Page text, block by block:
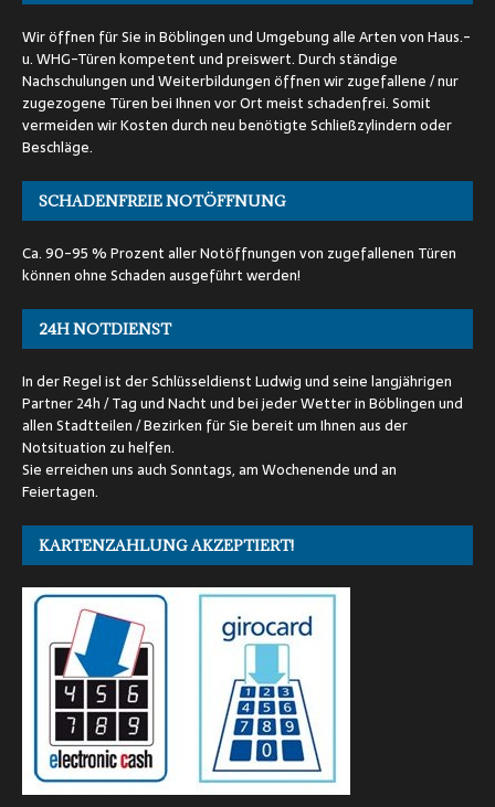
Wir öffnen für Sie in Böblingen und Umgebung alle Arten von Haus.-
u. WHG-Türen kompetent und preiswert. Durch ständige
Nachschulungen und Weiterbildungen öffnen wir zugefallene / nur
zugezogene Türen bei Ihnen vor Ort meist schadenfrei. Somit
vermeiden wir Kosten durch neu benötigte Schließzylindern oder
Beschläge.
SCHADENFREIE NOTÖFFNUNG
Ca. 90-95 % Prozent aller Notöffnungen von zugefallenen Türen
können ohne Schaden ausgeführt werden!
24H NOTDIENST
In der Regel ist der Schlüsseldienst Ludwig und seine langjährigen
Partner 24h / Tag und Nacht und bei jeder Wetter in Böblingen und
allen Stadtteilen / Bezirken für Sie bereit um Ihnen aus der
Notsituation zu helfen.
Sie erreichen uns auch Sonntags, am Wochenende und an
Feiertagen.
KARTENZAHLUNG AKZEPTIERT!